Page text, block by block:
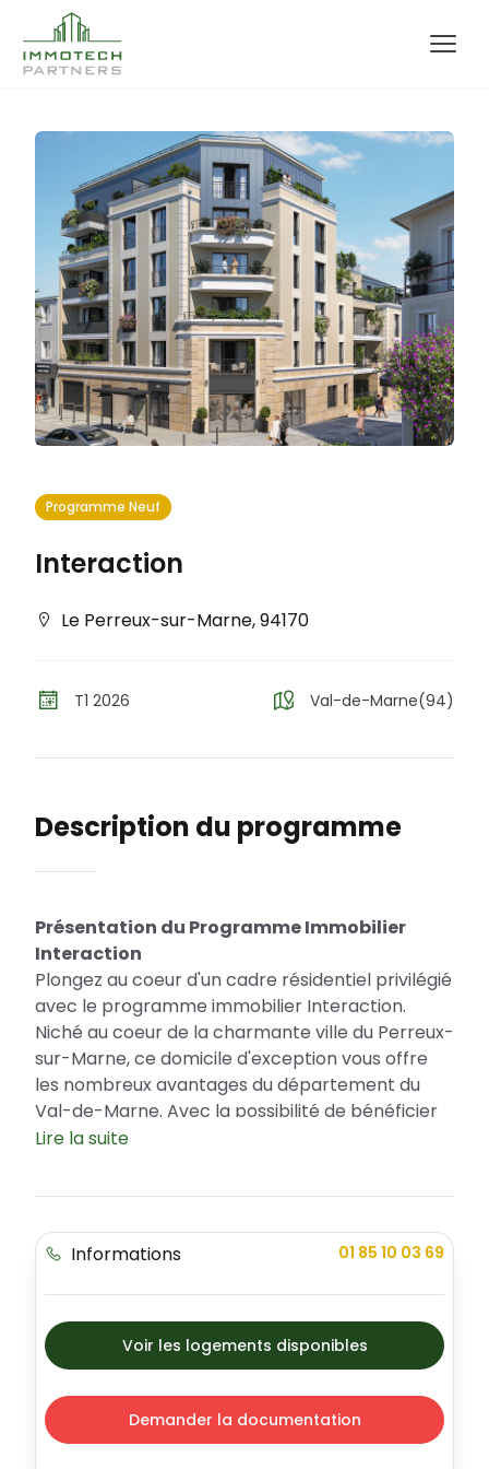
Programme Neuf
Interaction
Le Perreux-sur-Marne,94170
T1 2026 Val-de-Marne(94)
Description du programme
Présentation du Programme Immobilier
Interaction
Plongez au coeur d'un cadre résidentiel privilégié
avec le programme immobilier Interaction.
Niché au coeur de la charmante ville du Perreux-
sur-Marne, ce domicile d'exception vous offre
les nombreux avantages du département du
Val-de-Marne. Avec la possibilité de bénéficier
du Prêt à Taux Zéro (PTZ), cette résidence est
Interaction est un projet qui incarne la
proposant différents types d'appartements
pour répondre à tous les styles de vie.
Le programme immobilier Interaction se situe au
Perreux-sur-Marne, une localité qui allie le
charme de la campagne et les commodités de
la ville. Sécurité, infrastructures de qualité et
espaces extérieurs font de cette ville un lieu de
Lire la suite
Informations 01 85 10 03 69
Voir les logements disponibles
Demander la documentation